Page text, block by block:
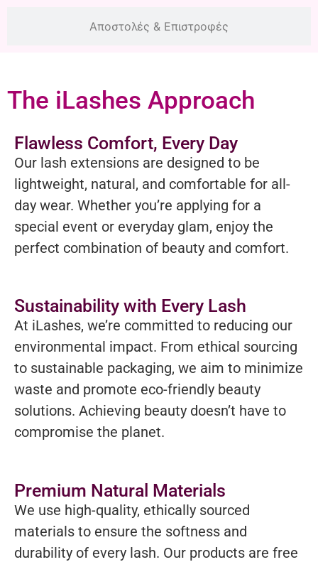
Αποστολές & Επιστροφές
The iLashes Approach
Flawless Comfort, Every Day
Our lash extensions are designed to be
lightweight, natural, and comfortable for all-
day wear. Whether you’re applying for a
special event or everyday glam, enjoy the
perfect combination of beauty and comfort.
Sustainability with Every Lash
At iLashes, we’re committed to reducing our
environmental impact. From ethical sourcing
to sustainable packaging, we aim to minimize
waste and promote eco-friendly beauty
solutions. Achieving beauty doesn’t have to
compromise the planet.
Premium Natural Materials
We use high-quality, ethically sourced
materials to ensure the softness and
durability of every lash. Our products are free